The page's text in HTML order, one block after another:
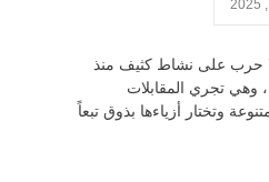
حرب على نشاط كثيف منذ
وهي تجري المقابلات
وتختار أزياءها بذوق تبعاً